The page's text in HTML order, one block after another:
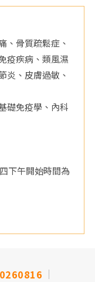
、骨質疏鬆症、
疫疾病、類風濕
炎、皮膚過敏、
礎免疫學、內科
下午開始時間為